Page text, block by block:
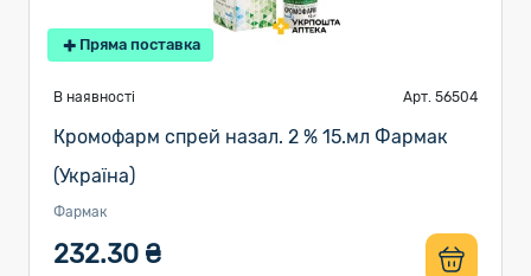
Пряма поставка
В наявності Арт. 56504
Кромофарм спрей назал. 2 % 15.мл Фармак
(Україна)
Фармак
232.30 ₴